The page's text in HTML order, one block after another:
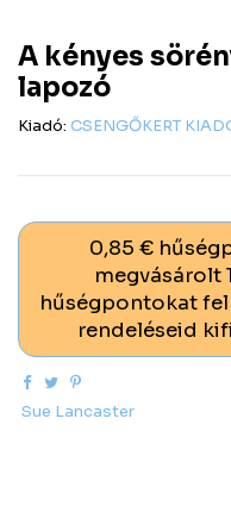
A kényes
lapozó
Kiadó: CSENGŐKERT
0,85 €
megvásárolt
hűségpontokat
rendeléseid
Sue Lancaster